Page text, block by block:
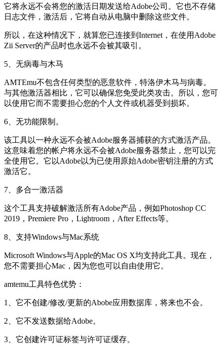
它将永远不会将您的激活日期发送给Adobe公司。它也不存储
日志文件，激活后，它将自动从电脑中删除这些文件。
所以，在这种情况下，就算您已连接到Internet，在使用Adobe
Zii Server的产品时也永远不会被其吸引。
5、无病毒与木马
AMTEmu不包含任何类型的恶意软件，特洛伊木马与病毒。
与其他激活器相比，它可以确保您免受此类攻击。所以，您可
以使用它而不需要担心您的个人文件或机器受到损坏。
6、无功能限制。
该工具以一种永远不会被Adobe服务器捕获的方式激活产品。
这意味着您的帐户将永远不会被Adobe服务器禁止，您可以完
全使用它。它以Adobe以为已使用原始Adobe密钥注册的方式
激活它。
7、多合一激活器
这个工具支持破解激活所有Adobe产品，例如Photoshop CC
2019，Premiere Pro，Lightroom，After Effects等。
8、支持Windows与Mac系统
Microsoft Windows与Apple的Mac OS X均支持此工具。现在，
您不需要担心Mac，因为您也可以自由使用它。
amtemu工具特色优势：
1、它不创建/修改/更新的Abobe应用数据库，将来也不会。
2、它不发送数据给Adobe。
3、它创建许可证标签与许可证缓存。